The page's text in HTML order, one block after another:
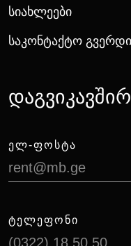
Სიახლეები
Საკონტაქტო Გვერდი
ᲔᲚ-ᲤᲝᲡᲢᲐ
rent@mb.ge
ᲢᲔᲚᲔᲤᲝᲜᲘ
(0322) 18 50 50